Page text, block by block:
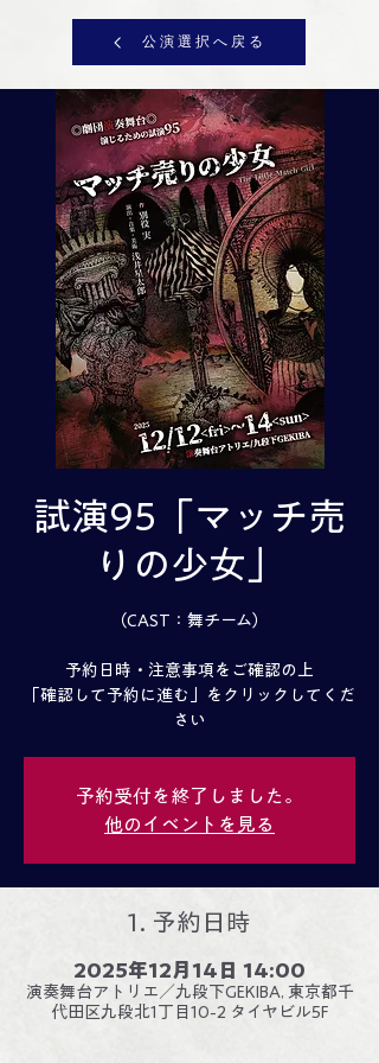
公演選択へ戻る
試演95「マッチ売
りの少女」
（CAST：舞チーム）
予約日時・注意事項をご確認の上
「確認して予約に進む」をクリックしてくだ
さい
予約受付を終了しました。
他のイベントを見る
1. 予約日時
2025年12月14日 14:00
演奏舞台アトリエ／九段下GEKIBA, 東京都千
代田区九段北1丁目10-2 タイヤビル5F